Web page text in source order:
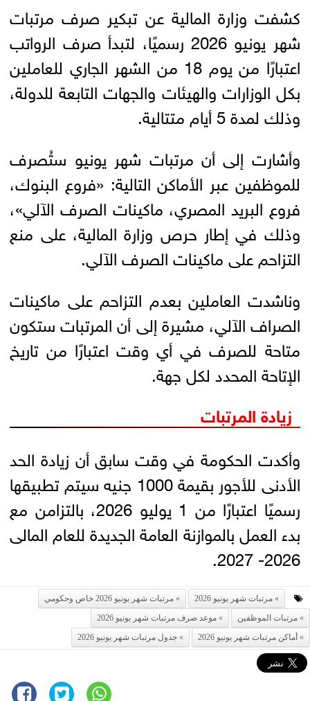
كشفت وزارة المالية عن تبكير صرف مرتبات
شهر يونيو 2026 رسميًا، لتبدأ صرف الرواتب
اعتبارًا من يوم 18 من الشهر الجاري للعاملين
بكل الوزارات والهيئات والجهات التابعة للدولة،
وذلك لمدة 5 أيام متتالية.
وأشارت إلى أن مرتبات شهر يونيو ستُصرف
للموظفين عبر الأماكن التالية: «فروع البنوك،
فروع البريد المصري، ماكينات الصرف الآلي»،
وذلك في إطار حرص وزارة المالية، على منع
التزاحم على ماكينات الصرف الآلي.
وناشدت العاملين بعدم التزاحم على ماكينات
الصراف الآلي، مشيرة إلى أن المرتبات ستكون
متاحة للصرف في أي وقت اعتبارًا من تاريخ
الإتاحة المحدد لكل جهة.
زيادة المرتبات
وأكدت الحكومة في وقت سابق أن زيادة الحد
الأدنى للأجور بقيمة 1000 جنيه سيتم تطبيقها
رسميًا اعتبارًا من 1 يوليو 2026، بالتزامن مع
بدء العمل بالموازنة العامة الجديدة للعام المالى
2026- 2027.
مرتبات شهر يونيو 2026
مرتبات شهر يونيو 2026 خاص وحكومي
مرتبات الموظفين
موعد صرف مرتبات شهر يونيو 2026
أماكن مرتبات شهر يونيو 2026
جدول مرتبات شهر يونيو 2026